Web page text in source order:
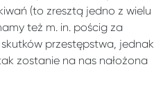
(to zresztą jedno z wielu
też m. in. pościg za
przestępstwa, jednak
zostanie na nas nałożona